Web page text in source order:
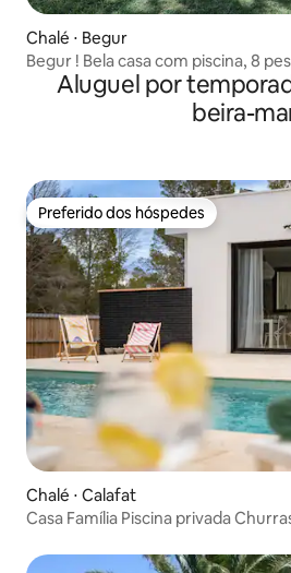
Chalé ⋅ Begur
Begur ! Bela casa com piscina, 8
Aluguel por
beira-
Preferido dos hóspedes
Preferido dos hóspedes
Chalé ⋅ Calafat
Casa Família Piscina privada